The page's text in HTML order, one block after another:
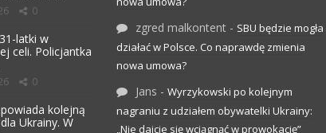
0
latki w
celi. Policjantka
0
kolejną
Ukrainy. W
zgred malkontent - SBU będzie mogła
działać w Polsce. Co naprawdę zmienia
nowa umowa?
Jans - Wyrzykowski po kolejnym
nagraniu z udziałem obywatelki Ukrainy:
„Nie dajcie się wciągnąć w prowokację”